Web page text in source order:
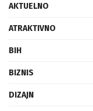
AKTUELNO
ATRAKTIVNO
BIH
BIZNIS
DIZAJN